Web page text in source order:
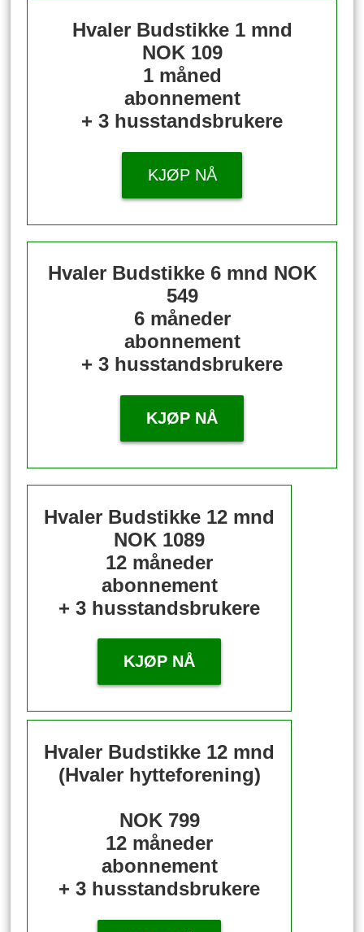
Hvaler Budstikke 1 mnd
NOK 109
1 måned
abonnement
+ 3 husstandsbrukere
KJØP NÅ
Hvaler Budstikke 6 mnd NOK
549
6 måneder
abonnement
+ 3 husstandsbrukere
KJØP NÅ
Hvaler Budstikke 12 mnd
NOK 1089
12 måneder
abonnement
+ 3 husstandsbrukere
KJØP NÅ
Hvaler Budstikke 12 mnd
(Hvaler hytteforening)
NOK 799
12 måneder
abonnement
+ 3 husstandsbrukere